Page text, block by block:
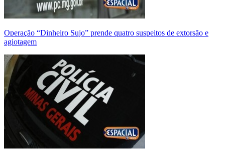
Operação “Dinheiro Sujo” prende quatro suspeitos de extorsão e
agiotagem